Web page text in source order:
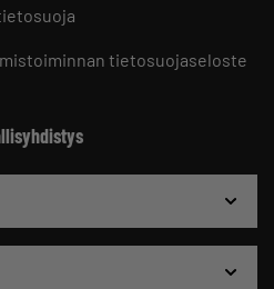
tietosuojaseloste